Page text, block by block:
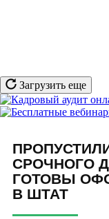
Загрузить еще
СРОЧНОГО
ГОТОВЫ
В ШТАТ